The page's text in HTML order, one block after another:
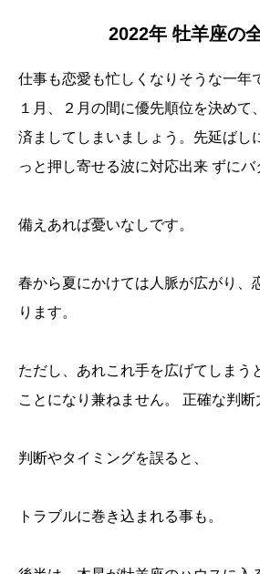
2022年 牡羊座の
仕事も恋愛も忙しくなりそうな一年
１月、２月の間に優先順位を決めて
済ましてしまいましょう。先延ばし
っと押し寄せる波に対応出来 ずにバ
備えあれば憂いなしです。
春から夏にかけては人脈が広がり、
ります。
ただし、あれこれ手を広げてしまう
ことになり兼ねません。 正確な判断
判断やタイミングを誤ると、
トラブルに巻き込まれる事も。